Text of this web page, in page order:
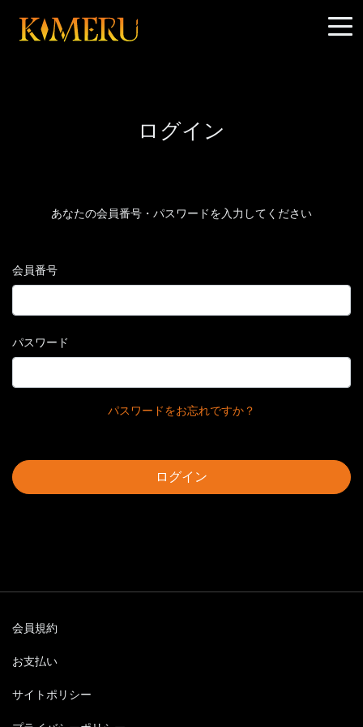
ログイン
あなたの会員番号・パスワードを入力してください
会員番号
パスワード
パスワードをお忘れですか？
ログイン
会員規約
お支払い
サイトポリシー